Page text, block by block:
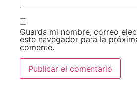
Guarda mi nombre, correo
este navegador para la
comente.